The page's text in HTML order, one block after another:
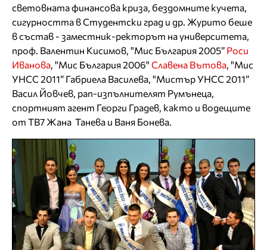
световната финансова криза, бездомните кучета,
сигурността в Студентски град и др. Журито беше
в състав - заместник-ректорът на университета,
проф. Валентин Кисимов, "Мис България 2005” Роси
Иванова, "Мис България 2006" Славена Вътова, "Мис
УНСС 2011” Габриела Василева, "Мистър УНСС 2011”
Васил Йовчев, рап-изпълнителят Румънеца,
спортният агент Георги Градев, както и водещите
от ТВ7 Жана Танева и Ваня Бонева.